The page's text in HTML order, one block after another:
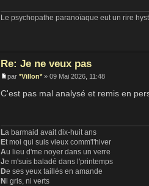
Le psychopathe paranoïaque eut un rire
Re: Je ne veux pas
par *Villon* » 09 Mai 2026, 11:48
C'est pas mal analysé et remis en
La barmaid avait dix-huit ans
Et moi qui suis vieux comm'l'hiver
Au lieu d'me noyer dans un verre
Je m'suis baladé dans l'printemps
De ses yeux taillés en amande
Ni gris, ni verts